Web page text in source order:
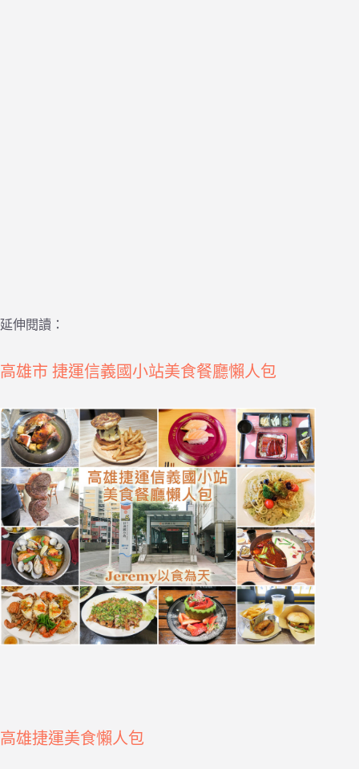
延伸閱讀：
高雄市 捷運信義國小站美食餐廳懶人包
高雄捷運美食懶人包